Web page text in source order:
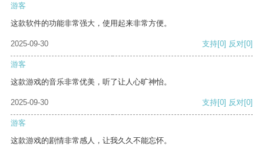
游客
这款软件的功能非常强大，使用起来非常方便。
2025-09-30 支持[0] 反对[0]
游客
这款游戏的音乐非常优美，听了让人心旷神怡。
2025-09-30 支持[0] 反对[0]
游客
这款游戏的剧情非常感人，让我久久不能忘怀。